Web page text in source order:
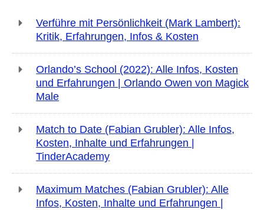
Verführe mit Persönlichkeit (Mark Lambert):
Kritik, Erfahrungen, Infos & Kosten
Orlando’s School (2022): Alle Infos, Kosten
und Erfahrungen | Orlando Owen von Magick
Male
Match to Date (Fabian Grubler): Alle Infos,
Kosten, Inhalte und Erfahrungen |
TinderAcademy
Maximum Matches (Fabian Grubler): Alle
Infos, Kosten, Inhalte und Erfahrungen |